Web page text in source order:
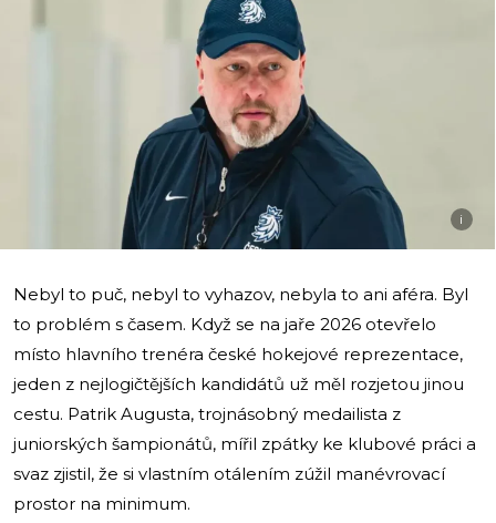
i
Nebyl to puč, nebyl to vyhazov, nebyla to ani aféra. Byl
to problém s časem. Když se na jaře 2026 otevřelo
místo hlavního trenéra české hokejové reprezentace,
jeden z nejlogičtějších kandidátů už měl rozjetou jinou
cestu. Patrik Augusta, trojnásobný medailista z
juniorských šampionátů, mířil zpátky ke klubové práci a
svaz zjistil, že si vlastním otálením zúžil manévrovací
prostor na minimum.